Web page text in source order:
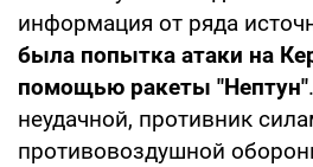
информация от ряда
была попытка атаки на
помощью ракеты "Нептун"
неудачной, противник
противовоздушной